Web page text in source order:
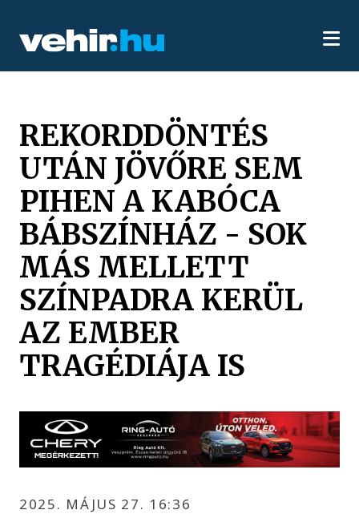
REKORDDÖNTÉS
UTÁN JÖVŐRE SEM
PIHEN A KABÓCA
BÁBSZÍNHÁZ - SOK
MÁS MELLETT
SZÍNPADRA KERÜL
AZ EMBER
TRAGÉDIÁJA IS
2025. MÁJUS 27. 16:36